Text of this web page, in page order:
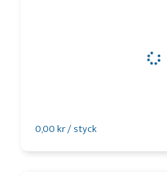
0,00 kr / styck